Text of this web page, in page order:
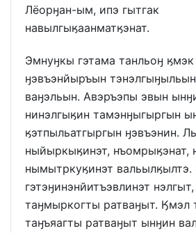
Лёорӈан-ым, ипэ гытгак
навылгыӄаанматӄэнат.
Эмнуӈкы гэтама танльоӈ
ӈэвъэнйыръын
ваӈэльын. Авэръэпы эвын
нинэлгыӄин тамэнӈыгыргын
ӄэтпыльатгыргын ӈэвъэнин.
ныйыркыӄинэт, нъомрыӄэнат,
нымытркуӄинэт вальылӄылтэ.
гэтэӈинэнйитъэвлинэт
таӈмыркогты ратваӈыт. Ӄмэл
таӈъяагты ратваӈыт ынӈин